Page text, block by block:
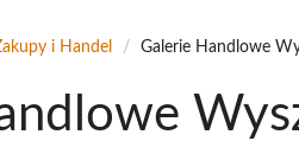
i Handel / Galerie Handlowe